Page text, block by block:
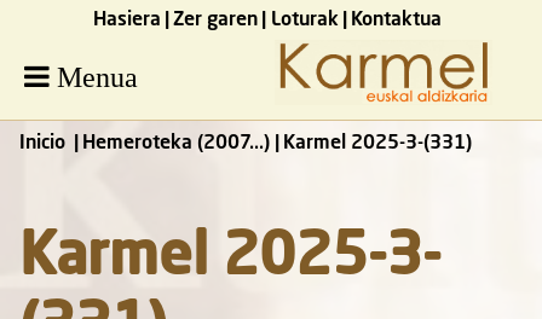
Hasiera Zer garen Loturak Kontaktua
Menua
Inicio Hemeroteka (2007...) Karmel 2025-3-(331)
Karmel 2025-3-